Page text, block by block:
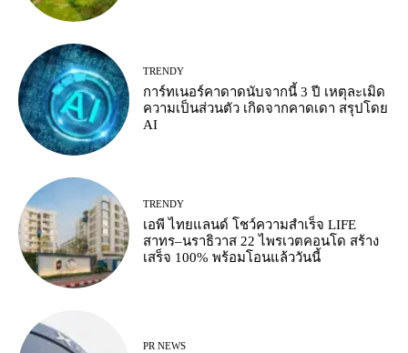
TRENDY
การ์ทเนอร์คาดาดนับจากนี้ 3 ปี เหตุละเมิด
ความเป็นส่วนตัว เกิดจากคาดเดา สรุปโดย
AI
TRENDY
เอพี ไทยแลนด์ โชว์ความสำเร็จ LIFE
สาทร–นราธิวาส 22 ไพรเวตคอนโด สร้าง
เสร็จ 100% พร้อมโอนแล้ววันนี้
PR NEWS